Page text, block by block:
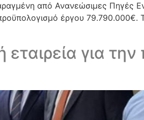
από Ανανεώσιμες Πηγές
έργου
για